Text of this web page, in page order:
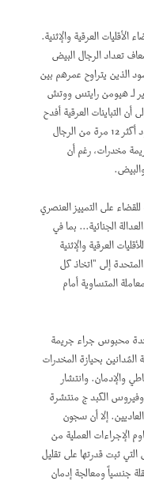
العرقية والإثنية.
تعداد الرجال البيض
السود الذين يتراوح عمرهم بين
لـ هيومن رايتس ووتش
إلى أن التباينات العرقية أفدح
بالنسبة لجرائم المخدرات، مع كون الرجال السود أكثر 12 مرة من الرجال
مخدرات، رغم أن
للقضاء على التمييز العنصري
الجنائية... بما في
العرقية والإثنية
إلى "اتخاذ كل
المتساوية أمام
محبوس جراء جريمة
بحيازة المخدرات
والإدمان. وانتشار
وفيروس الكبد ج منتشرة
إلا أن سجون
الإجراءات العملية من
ثبت قدرتها على تقليل
جنسياً ومعالجة إدمان